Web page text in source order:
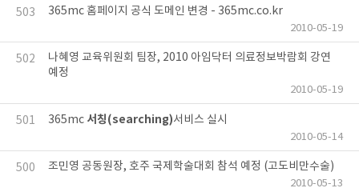
503 365mc 홈페이지 공식 도메인 변경 - 365mc.co.kr
2010-05-19
502
나혜영 교육위원회 팀장, 2010 아임닥터 의료정보박람회 강연
예정
2010-05-19
501 365mc 서칭(searching)서비스 실시
2010-05-14
500 조민영 공동원장, 호주 국제학술대회 참석 예정 (고도비만수술)
2010-05-13